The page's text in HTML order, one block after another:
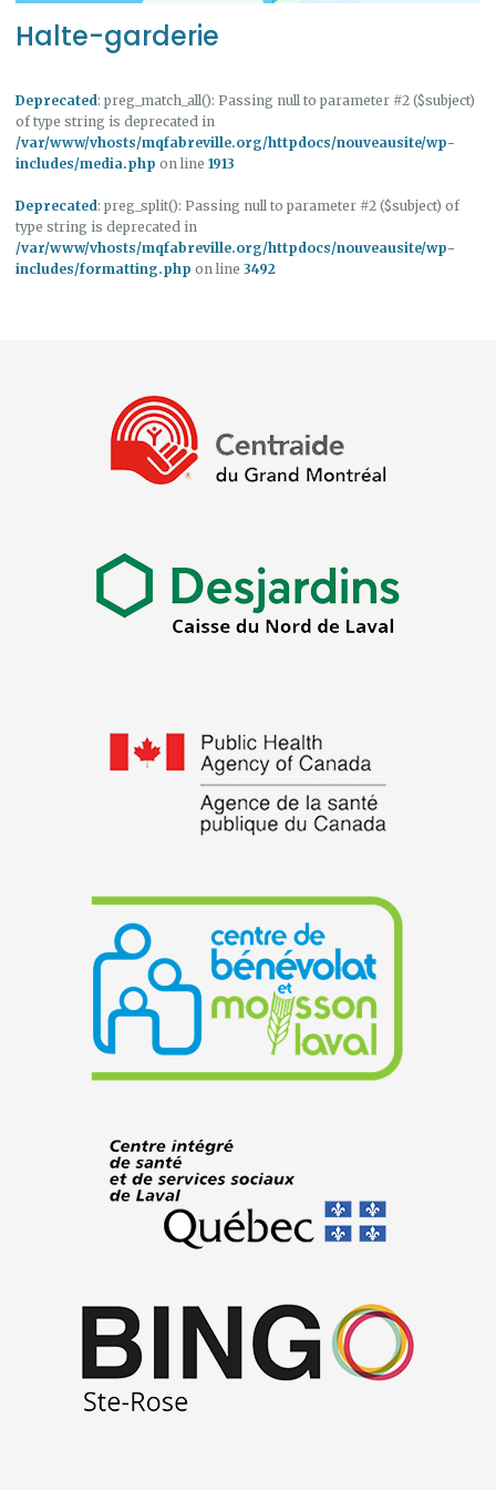
Halte-garderie
Deprecated: preg_match_all(): Passing null to parameter #2 ($subject)
of type string is deprecated in
/var/www/vhosts/mqfabreville.org/httpdocs/nouveausite/wp-
includes/media.php on line 1913
Deprecated: preg_split(): Passing null to parameter #2 ($subject) of
type string is deprecated in
/var/www/vhosts/mqfabreville.org/httpdocs/nouveausite/wp-
includes/formatting.php on line 3492